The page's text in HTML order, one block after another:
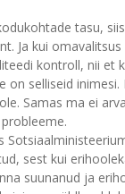
tasu,
Ja kui
kontroll, nii
on selliseid
Samas ma ei
sest kui
suunanud ja